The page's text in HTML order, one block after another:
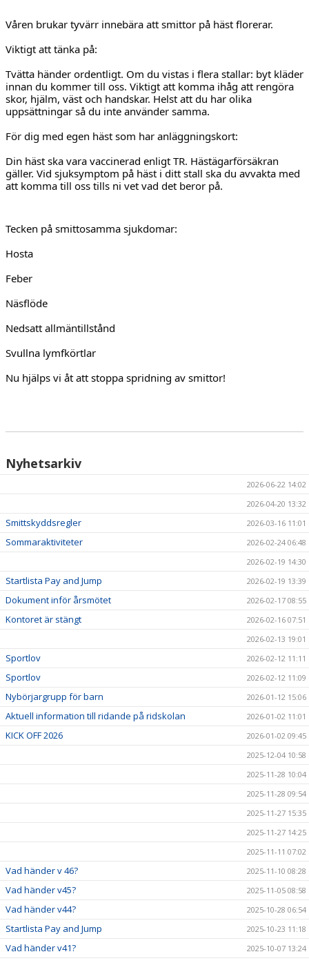
HÄSTAR
KALENDER
Våren brukar tyvärr innebära att smittor på häst florerar.
Viktigt att tänka på:
Tvätta händer ordentligt. Om du vistas i flera stallar: byt kläder
innan du kommer till oss. Viktigt att komma ihåg att rengöra
skor, hjälm, väst och handskar. Helst att du har olika
uppsättningar så du inte använder samma.
För dig med egen häst som har anläggningskort:
Din häst ska vara vaccinerad enligt TR. Hästägarförsäkran
gäller. Vid sjuksymptom på häst i ditt stall ska du avvakta med
att komma till oss tills ni vet vad det beror på.
Tecken på smittosamma sjukdomar:
Hosta
Feber
Näsflöde
Nedsatt allmäntillstånd
Svullna lymfkörtlar
Nu hjälps vi åt att stoppa spridning av smittor!
Nyhetsarkiv
2026-06-22 14:02
2026-04-20 13:32
Smittskyddsregler 2026-03-16 11:01
Sommaraktiviteter
2026-02-24 06:48
2026-02-19 14:30
Startlista Pay and Jump 2026-02-19 13:39
Dokument inför årsmötet 2026-02-17 08:55
Kontoret är stängt
2026-02-16 07:51
2026-02-13 19:01
Sportlov 2026-02-12 11:11
Sportlov 2026-02-12 11:09
Nybörjargrupp för barn 2026-01-12 15:06
Aktuell information till ridande på ridskolan 2026-01-02 11:01
KICK OFF 2026
2026-01-02 09:45
2025-12-04 10:58
2025-11-28 10:04
2025-11-28 09:54
2025-11-27 15:35
2025-11-27 14:25
2025-11-11 07:02
Vad händer v 46? 2025-11-10 08:28
Vad händer v45? 2025-11-05 08:58
Vad händer v44? 2025-10-28 06:54
Startlista Pay and Jump 2025-10-23 11:18
Vad händer v41? 2025-10-07 13:24